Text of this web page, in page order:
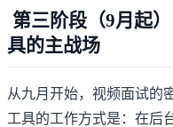
第三阶段（9月起
具的主战场
从九月开始，视频面试的
工具的工作方式是：在后